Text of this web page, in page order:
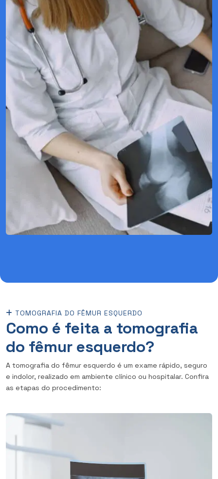
TOMOGRAFIA DO FÊMUR ESQUERDO
Como é feita a tomografia
do fêmur esquerdo?
A tomografia do fêmur esquerdo é um exame rápido, seguro
e indolor, realizado em ambiente clínico ou hospitalar. Confira
as etapas do procedimento: